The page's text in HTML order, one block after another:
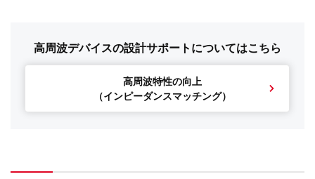
高周波デバイスの設計サポートについてはこちら
高周波特性の向上
（インピーダンスマッチング）